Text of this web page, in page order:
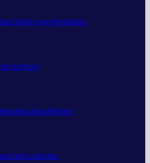
Risiko von Verlusten
hättest
entscheiden